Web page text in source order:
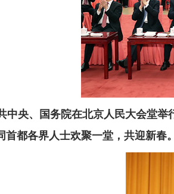
中央、国务院在北京人民大会堂举
首都各界人士欢聚一堂，共迎新春